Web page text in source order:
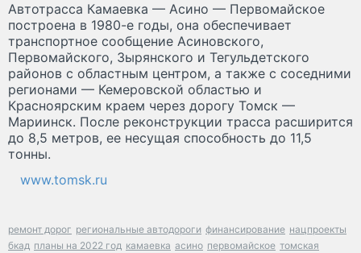
Автотрасса Камаевка — Асино — Первомайское
построена в 1980-е годы, она обеспечивает
транспортное сообщение Асиновского,
Первомайского, Зырянского и Тегульдетского
районов с областным центром, а также с соседними
регионами — Кемеровской областью и
Красноярским краем через дорогу Томск —
Мариинск. После реконструкции трасса расширится
до 8,5 метров, ее несущая способность до 11,5
тонны.
www.tomsk.ru
ремонт дорог региональные автодороги финансирование нацпроекты
бкад планы на 2022 год камаевка асино первомайское томская